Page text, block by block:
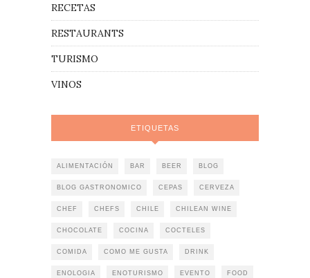
RECETAS
RESTAURANTS
TURISMO
VINOS
ETIQUETAS
ALIMENTACIÓN BAR BEER BLOG
BLOG GASTRONOMICO CEPAS CERVEZA
CHEF CHEFS CHILE CHILEAN WINE
CHOCOLATE COCINA COCTELES
COMIDA COMO ME GUSTA DRINK
ENOLOGIA ENOTURISMO EVENTO FOOD